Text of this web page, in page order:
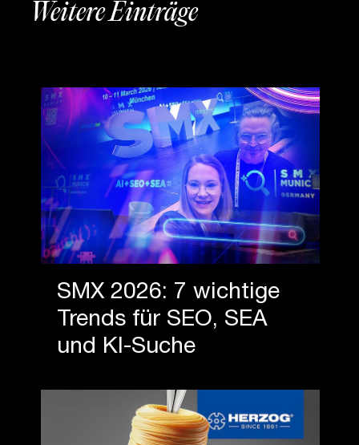
Weitere Einträge
SMX 2026: 7 wichtige
Trends für SEO, SEA
und KI-Suche